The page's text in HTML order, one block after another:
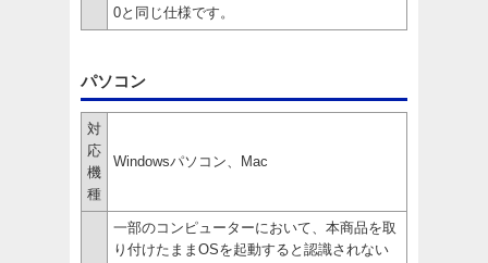
0と同じ仕様です。
パソコン
対
応
機
種
Windowsパソコン、Mac
一部のコンピューターにおいて、本商品を取
り付けたままOSを起動すると認識されない